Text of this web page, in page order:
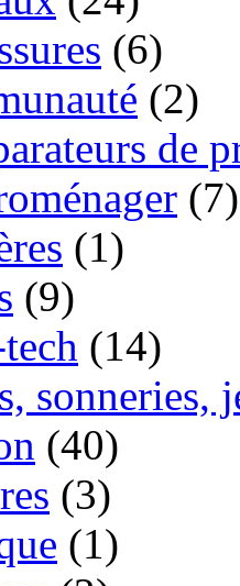
(6)
(2)
de
(7)
(1)
(9)
(14)
sonneries,
(40)
(3)
(1)